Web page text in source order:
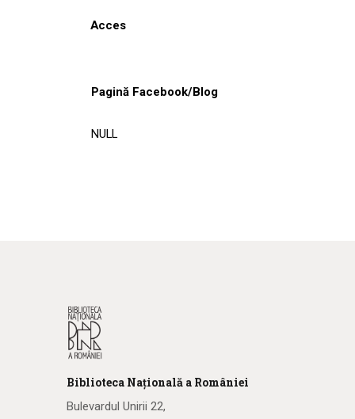
Acces
Pagină Facebook/Blog
NULL
Biblioteca Națională a României
Bulevardul Unirii 22,